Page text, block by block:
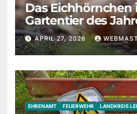
Das Eichhörnchen
Gartentier des
APRIL 27, 2026
EHRENAMT FEUERWEHR LANDKREIS